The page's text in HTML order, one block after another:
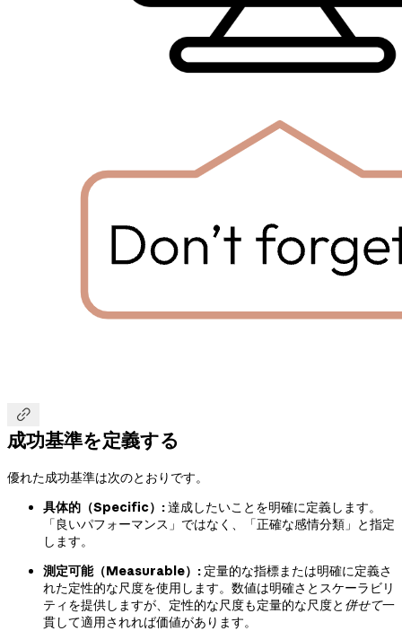

成功基準を定義する
優れた成功基準は次のとおりです。
具体的（Specific）:達成したいことを明確に定義します。
「良いパフォーマンス」ではなく、「正確な感情分類」と指定
します。
測定可能（Measurable）: 定量的な指標または明確に定義さ
れた定性的な尺度を使用します。数値は明確さとスケーラビリ
ティを提供しますが、定性的な尺度も定量的な尺度と 併せて一
貫して適用されれば価値があります。